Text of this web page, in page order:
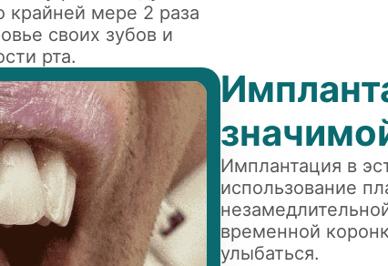
крайней мере 2 раза
своих зубов и
рта.
Имплантация в
использование
временной
улыбаться.